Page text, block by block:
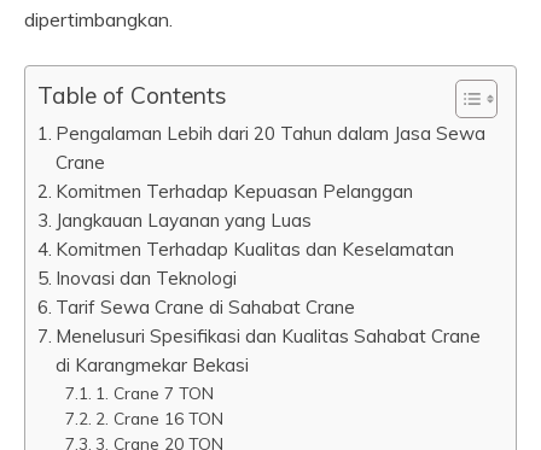
dipertimbangkan.
Table of Contents
Pengalaman Lebih dari 20 Tahun dalam Jasa Sewa
Crane
Komitmen Terhadap Kepuasan Pelanggan
Jangkauan Layanan yang Luas
Komitmen Terhadap Kualitas dan Keselamatan
Inovasi dan Teknologi
Tarif Sewa Crane di Sahabat Crane
Menelusuri Spesifikasi dan Kualitas Sahabat Crane
di Karangmekar Bekasi
1. Crane 7 TON
2. Crane 16 TON
3. Crane 20 TON